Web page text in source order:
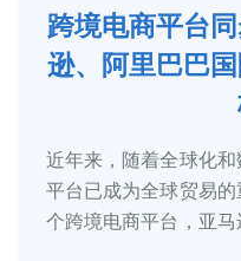
5
2025-3
跨境电商平台
逊、阿里巴巴
近年来，随着全球化
平台已成为全球贸易
个跨境电商平台，亚